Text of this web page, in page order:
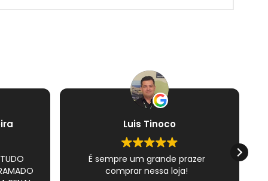
Luis Tinoco
É sempre um grande prazer
comprar nessa loja!